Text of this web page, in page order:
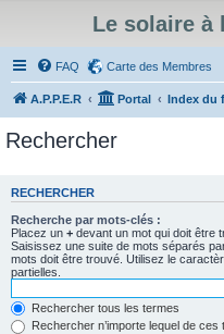
Le solaire à
FAQ Carte des Membres
A.P.P.E.R Portal Index du
Rechercher
RECHERCHER
Recherche par mots-clés :
Placez un + devant un mot qui doit être
Saisissez une suite de mots séparés
mots doit être trouvé. Utilisez le
partielles.
Rechercher tous les termes
Rechercher n’importe lequel de ces